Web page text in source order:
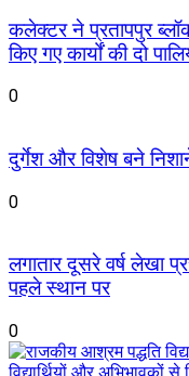
कलेक्टर ने प्रतापपुर
किए गए कार्यों की दो
0
दुर्गेश और विशेष बने
0
लगातार दूसरे वर्ष लेखा
पहले स्थान पर
0